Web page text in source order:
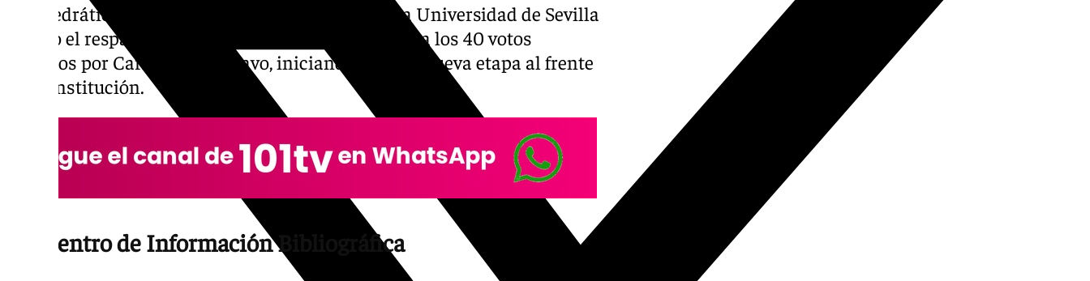
El catedrático de Historia del Arte y profesor de la Universidad de Sevilla
obtuvo el respaldo de 81 hermanos mayores, frente a los 40 votos
logrados por Carlos López Bravo, iniciando así una nueva etapa al frente
de la institución.
Un Centro de Información Bibliográfica